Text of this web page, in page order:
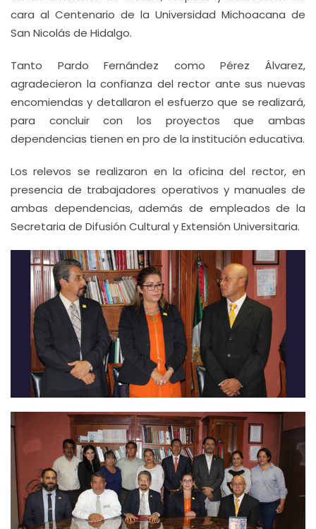
cara al Centenario de la Universidad Michoacana de
San Nicolás de Hidalgo.
Tanto Pardo Fernández como Pérez Álvarez,
agradecieron la confianza del rector ante sus nuevas
encomiendas y detallaron el esfuerzo que se realizará,
para concluir con los proyectos que ambas
dependencias tienen en pro de la institución educativa.
Los relevos se realizaron en la oficina del rector, en
presencia de trabajadores operativos y manuales de
ambas dependencias, además de empleados de la
Secretaria de Difusión Cultural y Extensión Universitaria.